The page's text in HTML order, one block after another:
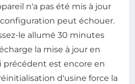
n'a pas été mis à jour
peut échouer.
le allumé 30 minutes
la mise à jour en
précédent est encore en
d'usine force la